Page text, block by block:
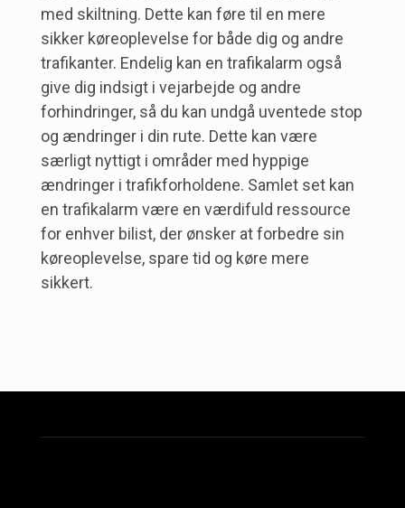
med skiltning. Dette kan føre til en mere
sikker køreoplevelse for både dig og andre
trafikanter. Endelig kan en trafikalarm også
give dig indsigt i vejarbejde og andre
forhindringer, så du kan undgå uventede stop
og ændringer i din rute. Dette kan være
særligt nyttigt i områder med hyppige
ændringer i trafikforholdene. Samlet set kan
en trafikalarm være en værdifuld ressource
for enhver bilist, der ønsker at forbedre sin
køreoplevelse, spare tid og køre mere
sikkert.